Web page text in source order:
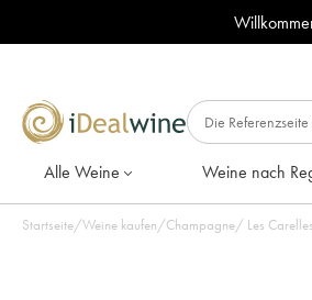
Alle Weine Weine nach
Startseite/Weine kaufen/Champagne/ Les